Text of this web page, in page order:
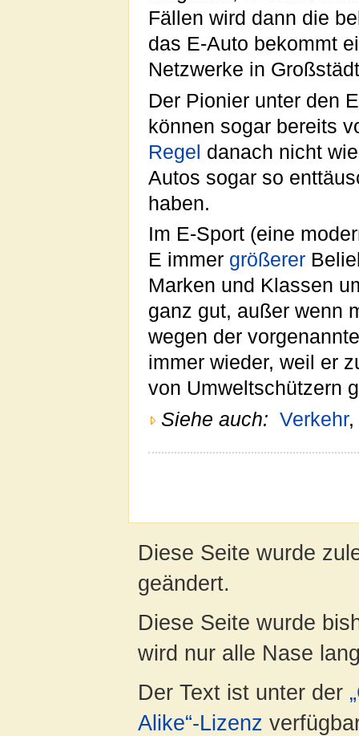
Fällen wird dann die
das E-Auto bekommt
Netzwerke in
Der Pionier unter den
können sogar bereits
Regel danach nicht
Autos sogar so
haben.
Im E-Sport (eine
E immer größerer
Marken und Klassen
ganz gut, außer wenn
wegen der
immer wieder, weil er
von Umweltschützern
Siehe auch: Verkehr,
Diese Seite wurde
geändert.
Diese Seite wurde
wird nur alle Nase
Der Text ist unter der
Alike“-Lizenz